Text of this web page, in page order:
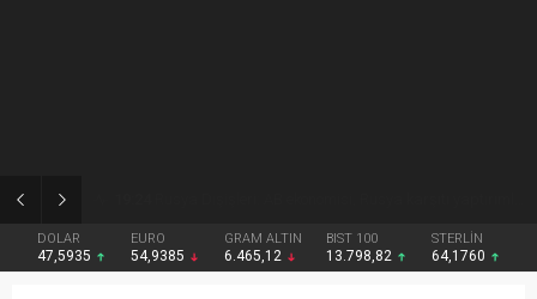
DOLAR
47,5935
EURO
54,9385
GRAM ALTIN
6.465,12
BIST 100
13.798,82
STERLİN
64,1760